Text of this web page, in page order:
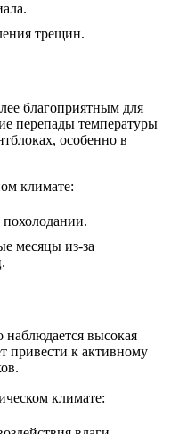
трещин.
благоприятным для
перепады температуры
особенно в
климате:
месяцы из-за
наблюдается высокая
привести к активному
климате: